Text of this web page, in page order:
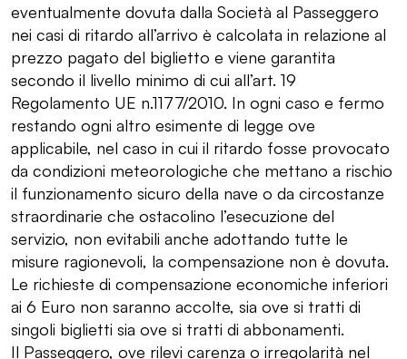
eventualmente dovuta dalla Società al Passeggero
nei casi di ritardo all’arrivo è calcolata in relazione al
prezzo pagato del biglietto e viene garantita
secondo il livello minimo di cui all’art. 19
Regolamento UE n.1177/2010. In ogni caso e fermo
restando ogni altro esimente di legge ove
applicabile, nel caso in cui il ritardo fosse provocato
da condizioni meteorologiche che mettano a rischio
il funzionamento sicuro della nave o da circostanze
straordinarie che ostacolino l’esecuzione del
servizio, non evitabili anche adottando tutte le
misure ragionevoli, la compensazione non è dovuta.
Le richieste di compensazione economiche inferiori
ai 6 Euro non saranno accolte, sia ove si tratti di
singoli biglietti sia ove si tratti di abbonamenti.
Il Passeggero, ove rilevi carenza o irregolarità nel